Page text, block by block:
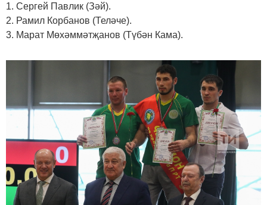
1. Сергей Павлик (Зәй).
2. Рамил Корбанов (Теләче).
3. Марат Мөхәммәтҗанов (Түбән Кама).